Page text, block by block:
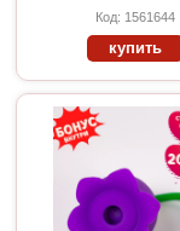
Код: 1561644
купить